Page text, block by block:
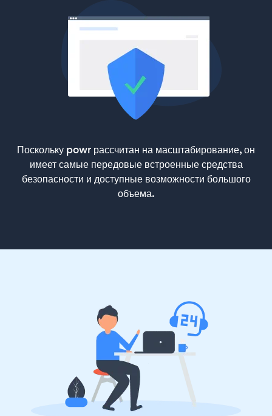
Поскольку powr рассчитан на масштабирование, он
имеет самые передовые встроенные средства
безопасности и доступные возможности большого
объема.